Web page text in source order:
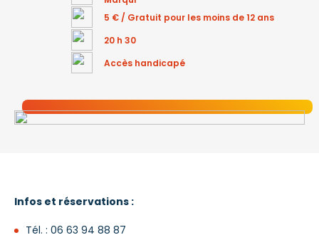
5 € / Gratuit pour les moins de 12 ans
20 h 30
Accès handicapé
Infos et réservations :
Tél. : 06 63 94 88 87